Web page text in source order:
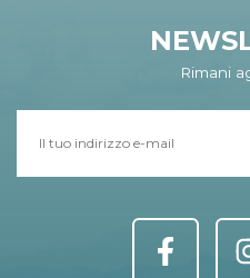
Rimani